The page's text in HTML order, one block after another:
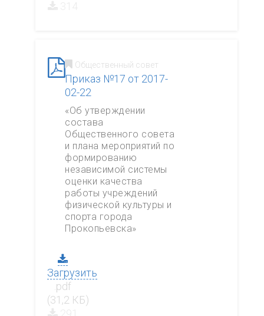
Общественный совет
Приказ №17 от 2017-
02-22
«Об утверждении
состава
Общественного совета
и плана мероприятий по
формированию
независимой системы
оценки качества
работы учреждений
физической культуры и
спорта города
Прокопьевска»
Загрузить
.pdf
(31,2 КБ)